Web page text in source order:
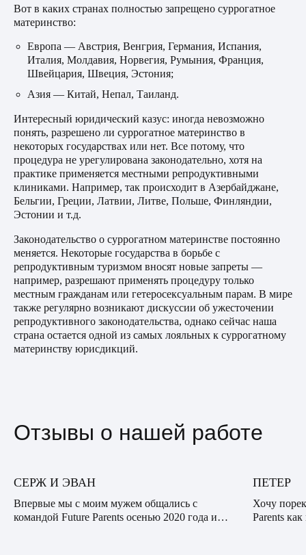
Вот в каких странах полностью запрещено суррогатное
материнство:
Европа — Австрия, Венгрия, Германия, Испания,
Италия, Молдавия, Норвегия, Румыния, Франция,
Швейцария, Швеция, Эстония;
Азия — Китай, Непал, Таиланд.
Интересный юридический казус: иногда невозможно
понять, разрешено ли суррогатное материнство в
некоторых государствах или нет. Все потому, что
процедура не урегулирована законодательно, хотя на
практике применяется местными репродуктивными
клиниками. Например, так происходит в Азербайджане,
Бельгии, Греции, Латвии, Литве, Польше, Финляндии,
Эстонии и т.д.
Законодательство о суррогатном материнстве постоянно
меняется. Некоторые государства в борьбе с
репродуктивным туризмом вносят новые запреты —
например, разрешают применять процедуру только
местным гражданам или гетеросексуальным парам. В мире
также регулярно возникают дискуссии об ужесточении
репродуктивного законодательства, однако сейчас наша
страна остается одной из самых лояльных к суррогатному
материнству юрисдикций.
Отзывы о нашей работе
СЕРЖ И ЭВАН
Впервые мы с моим мужем общались с
командой Future Parents осенью 2020 года и
ПЕТЕР
Хочу
Parents